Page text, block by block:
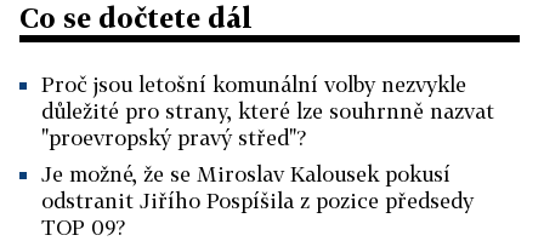
Co se dočtete dál
Proč jsou letošní komunální volby nezvykle
důležité pro strany, které lze souhrnně nazvat
"proevropský pravý střed"?
Je možné, že se Miroslav Kalousek pokusí
odstranit Jiřího Pospíšila z pozice předsedy
TOP 09?